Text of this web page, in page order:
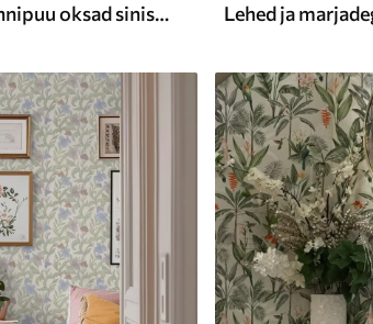
Hele tooniga männipuu oksad sinisel taustal